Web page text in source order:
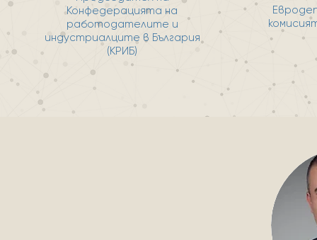
Конфедерацията на
работодателите и
индустриалците в България
(КРИБ)